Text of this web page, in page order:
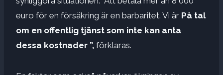
euro för en försäkring är en barbaritet. Vi är På tal
om en offentlig tjänst som inte kan anta
dessa kostnader ”, förklaras.